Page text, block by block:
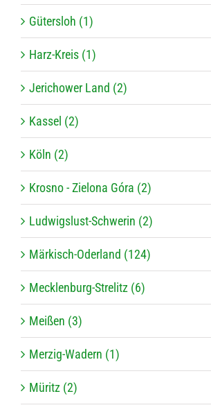
Gütersloh (1)
Harz-Kreis (1)
Jerichower Land (2)
Kassel (2)
Köln (2)
Krosno - Zielona Góra (2)
Ludwigslust-Schwerin (2)
Märkisch-Oderland (124)
Mecklenburg-Strelitz (6)
Meißen (3)
Merzig-Wadern (1)
Müritz (2)